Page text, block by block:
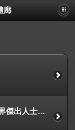
廊
第二屆叱吒武林香港武術界傑出人士暨學界優秀武術運動員選舉